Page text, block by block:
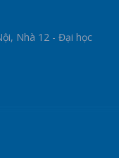
Nhà 12 - Đại học